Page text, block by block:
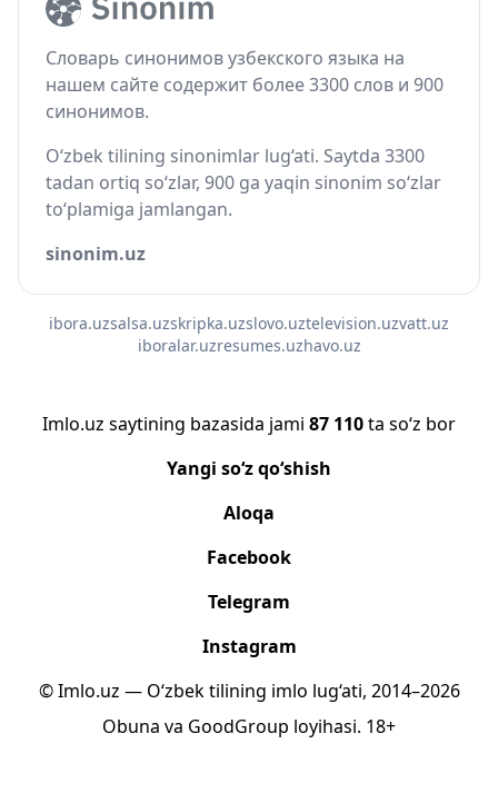
Словарь синонимов узбекского языка на
нашем сайте содержит более 3300 слов и 900
синонимов.
O‘zbek tilining sinonimlar lug‘ati. Saytda 3300
tadan ortiq so‘zlar, 900 ga yaqin sinonim so‘zlar
to‘plamiga jamlangan.
sinonim.uz
ibora.uzsalsa.uzskripka.uzslovo.uztelevision.uzvatt.uz
iboralar.uzresumes.uzhavo.uz
Imlo.uz saytining bazasida jami 87 110ta so‘z bor
Yangi so‘z qo‘shish
Aloqa
Facebook
Telegram
Instagram
© Imlo.uz — O‘zbek tilining imlo lug‘ati, 2014–2026
Obuna va GoodGroup loyihasi. 18+